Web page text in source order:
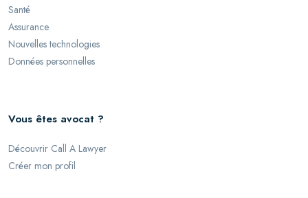
Santé
Assurance
Nouvelles technologies
Données personnelles
Vous êtes avocat ?
Découvrir Call A Lawyer
Créer mon profil